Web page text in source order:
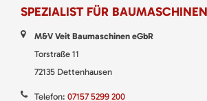
SPEZIALIST FÜR BAUMASCHINEN
M&V Veit Baumaschinen eGbR
Torstraße 11
72135 Dettenhausen
Telefon: 07157 5299 200